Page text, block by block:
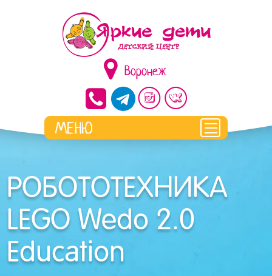
Воронеж
РОБОТОТЕХНИКА
LEGO Wedo 2.0
Education